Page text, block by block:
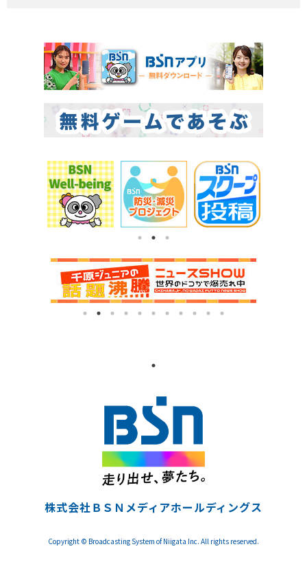
株式会社ＢＳＮメディアホールディングス
Copyright © Broadcasting System of Niigata Inc. All rights reserved.